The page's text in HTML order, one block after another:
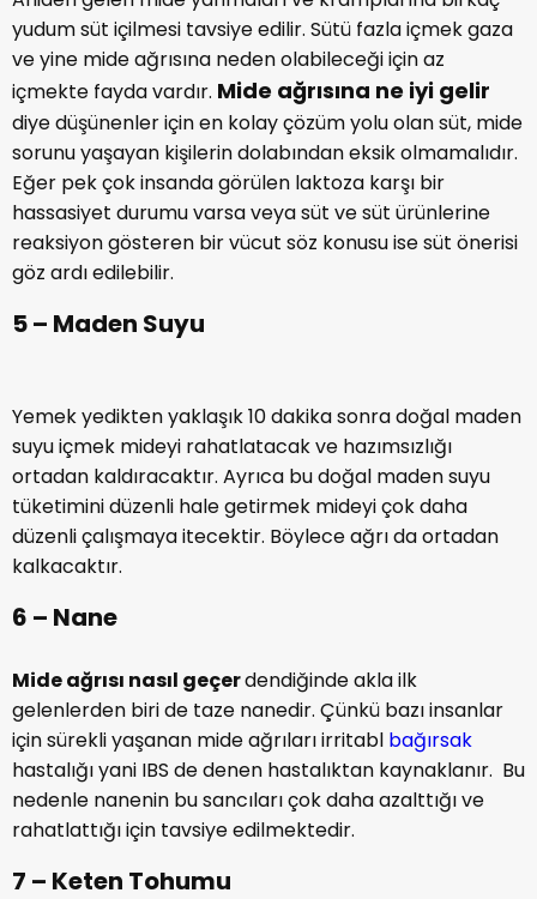
yudum süt içilmesi tavsiye edilir. Sütü fazla içmek gaza
ve yine mide ağrısına neden olabileceği için az
içmekte fayda vardır. Mide ağrısına ne iyi gelir
diye düşünenler için en kolay çözüm yolu olan süt, mide
sorunu yaşayan kişilerin dolabından eksik olmamalıdır.
Eğer pek çok insanda görülen laktoza karşı bir
hassasiyet durumu varsa veya süt ve süt ürünlerine
reaksiyon gösteren bir vücut söz konusu ise süt önerisi
göz ardı edilebilir.
5 – Maden Suyu
Yemek yedikten yaklaşık 10 dakika sonra doğal maden
suyu içmek mideyi rahatlatacak ve hazımsızlığı
ortadan kaldıracaktır. Ayrıca bu doğal maden suyu
tüketimini düzenli hale getirmek mideyi çok daha
düzenli çalışmaya itecektir. Böylece ağrı da ortadan
kalkacaktır.
6 – Nane
Mide ağrısı nasıl geçerdendiğinde akla ilk
gelenlerden biri de taze nanedir. Çünkü bazı insanlar
için sürekli yaşanan mide ağrıları irritabl bağırsak
hastalığı yani IBS de denen hastalıktan kaynaklanır. Bu
nedenle nanenin bu sancıları çok daha azalttığı ve
rahatlattığı için tavsiye edilmektedir.
7 – Keten Tohumu